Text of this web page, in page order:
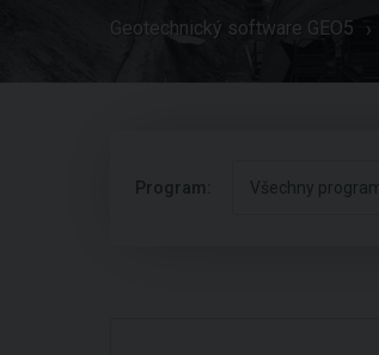
Geotechnický software GEO5
Program: Všechny